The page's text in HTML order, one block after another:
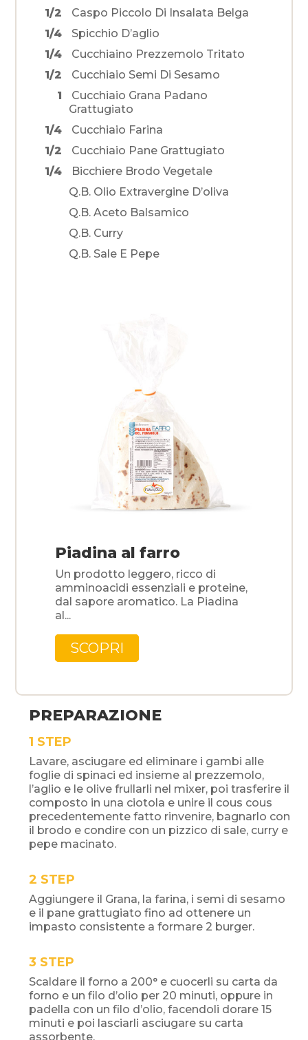
1/2
Caspo Piccolo Di Insalata Belga
1/4
Spicchio D’aglio
1/4
Cucchiaino Prezzemolo Tritato
1/2
Cucchiaio Semi Di Sesamo
1
Cucchiaio Grana Padano
Grattugiato
1/4
Cucchiaio Farina
1/2
Cucchiaio Pane Grattugiato
1/4
Bicchiere Brodo Vegetale
Q.b. Olio Extravergine D’oliva
Q.b. Aceto Balsamico
Q.b. Curry
Q.b. Sale E Pepe
Piadina al farro
Un prodotto leggero, ricco di
amminoacidi essenziali e proteine,
dal sapore aromatico. La Piadina
al...
SCOPRI
PREPARAZIONE
STEP
Lavare, asciugare ed eliminare i gambi alle
foglie di spinaci ed insieme al prezzemolo,
l’aglio e le olive frullarli nel mixer, poi trasferire il
composto in una ciotola e unire il cous cous
precedentemente fatto rinvenire, bagnarlo con
il brodo e condire con un pizzico di sale, curry e
pepe macinato.
STEP
Aggiungere il Grana, la farina, i semi di sesamo
e il pane grattugiato fino ad ottenere un
impasto consistente a formare 2 burger.
STEP
Scaldare il forno a 200° e cuocerli su carta da
forno e un filo d’olio per 20 minuti, oppure in
padella con un filo d’olio, facendoli dorare 15
minuti e poi lasciarli asciugare su carta
assorbente.